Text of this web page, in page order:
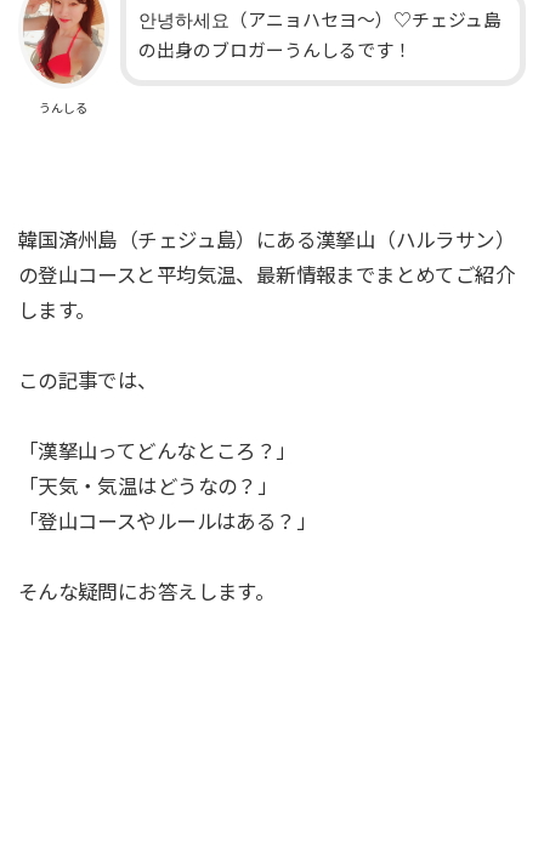
うんしる
안녕하세요（アニョハセヨ〜）♡チェジュ島
の出身のブロガーうんしるです！
韓国済州島（チェジュ島）にある漢拏山（ハルラサン）
の登山コースと平均気温、最新情報までまとめてご紹介
します。
この記事では、
「漢拏山ってどんなところ？」
「天気・気温はどうなの？」
「登山コースやルールはある？」
そんな疑問にお答えします。